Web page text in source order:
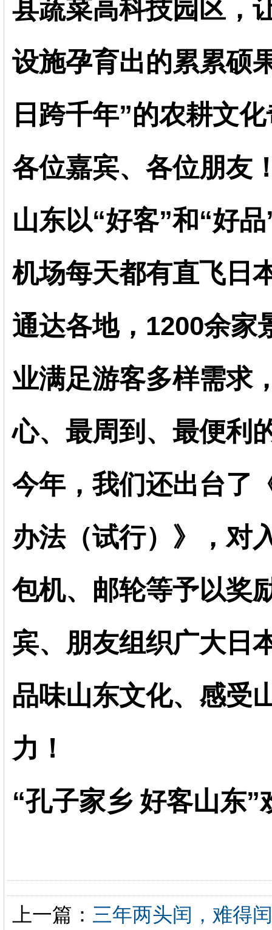
县蔬菜高科技园区，
设施孕育出的累累硕
日跨千年”的农耕文
各位嘉宾、各位朋友
山东以“好客”和“好
机场每天都有直飞日
通达各地，1200余家
业满足游客多样需求
心、最周到、最便利
今年，我们还出台了
办法（试行）》，对
包机、邮轮等予以奖
宾、朋友组织广大日
品味山东文化、感受
力！
“孔子家乡 好客山东
上一篇： 三年两头闰，难得